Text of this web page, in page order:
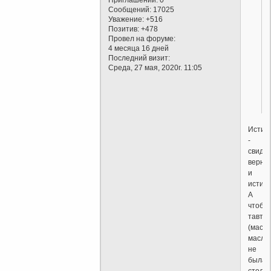
Сообщений: 17025
Уважение: +516
Позитив: +478
Провел на форуме:
4 месяца 16 дней
Последний визит:
Среда, 27 мая, 2020г. 11:05
-
и
А
чтобы
(масло
не
была